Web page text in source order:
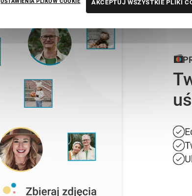
AKCEPTUJ WSZYSTKIE PLIKI